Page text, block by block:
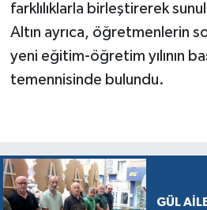
farklılıklarla birleştirerek
Altın ayrıca, öğretmenlerin
yeni eğitim-öğretim yılının
temennisinde bulundu.
GÜL